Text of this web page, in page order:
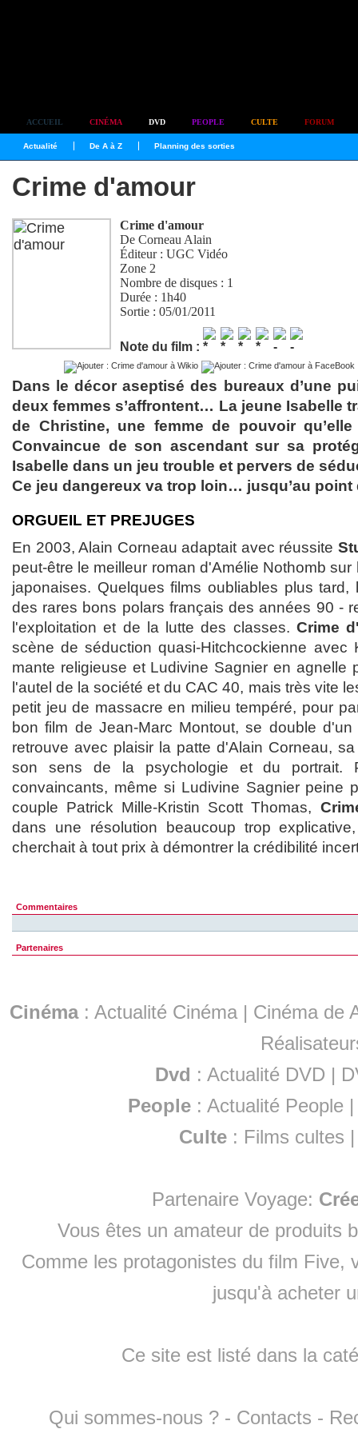
ACCUEIL CINÉMA DVD PEOPLE CULTE FORUM
Actualité De A à Z Planning des sorties
Crime d'amour
Crime d'amour
DeCorneau Alain
Éditeur : UGC Vidéo
Zone 2
Nombre de disques : 1
Durée : 1h40
Sortie : 05/01/2011
Note du film :
Dans le décor aseptisé des bureaux d’une
deux femmes s’affrontent… La jeune Isabelle
de Christine, une femme de pouvoir
Convaincue de son ascendant sur sa
Isabelle dans un jeu trouble et pervers de
Ce jeu dangereux va trop loin… jusqu’au point
ORGUEIL ET PREJUGES
En 2003, Alain Corneau adaptait avec réussite
peut-être le meilleur roman d'Amélie Nothomb
japonaises. Quelques films oubliables plus
des rares bons polars français des années 90 -
l'exploitation et de la lutte des classes. Crime
scène de séduction quasi-Hitchcockienne avec
mante religieuse et Ludivine Sagnier en agnelle
l'autel de la société et du CAC 40, mais très vite
petit jeu de massacre en milieu tempéré, pour
bon film de Jean-Marc Montout, se double
retrouve avec plaisir la patte d'Alain Corneau,
son sens de la psychologie et du portrait.
convaincants, même si Ludivine Sagnier peine
couple Patrick Mille-Kristin Scott Thomas,
dans une résolution beaucoup trop
cherchait à tout prix à démontrer la crédibilité
Commentaires
Partenaires
Cinéma: Actualité Cinéma | Cinéma de
Dvd : Actualité DVD |
People :Actualité People
Culte : Films cultes
Partenaire Voyage:
Vous êtes un amateur de produits
Comme les protagonistes du film Five,
jusqu'à acheter
Ce site est listé dans la
Qui sommes-nous ? - Contacts -